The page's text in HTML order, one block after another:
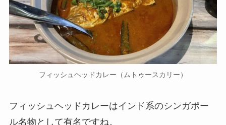
フィッシュヘッドカレー（ムトゥースカリー）
フィッシュヘッドカレーはインド系のシンガポー
ル名物として有名ですね。